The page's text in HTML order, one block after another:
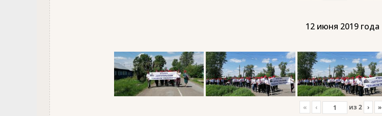
12 июня 2019 года
« ‹ из 2 › »